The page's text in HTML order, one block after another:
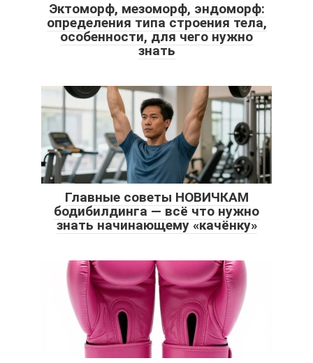
Эктоморф, мезоморф, эндоморф:
определения типа строения тела,
особенности, для чего нужно
знать
Главные советы НОВИЧКАМ
бодибилдинга — всё что нужно
знать начинающему «качёнку»